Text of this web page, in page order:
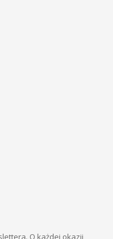
O każdej okazji